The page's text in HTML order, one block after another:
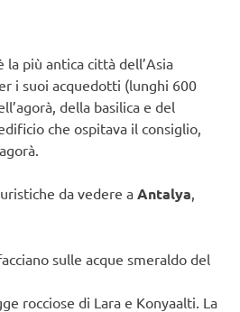
la più antica città dell’Asia
i suoi acquedotti (lunghi 600
della basilica e del
che ospitava il consiglio,
da vedere a Antalya
sulle acque smeraldo del
rocciose di Lara e Konyaalti. La